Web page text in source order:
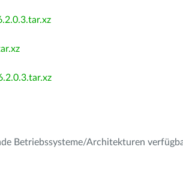
Betriebssysteme/Architekturen